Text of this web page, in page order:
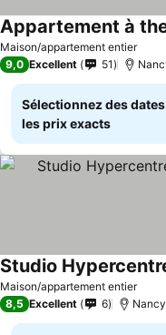
Maison/appartement entier
Appartement à
9,0 Excellent 51
Sélectionnez des
les prix exacts
Maison/appartement entier
8,5 Excellent 6